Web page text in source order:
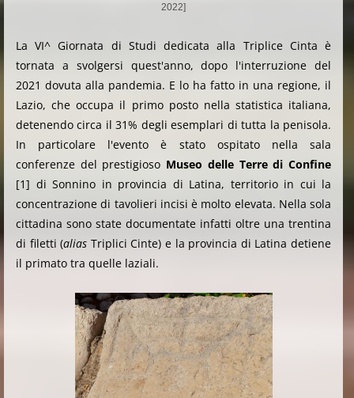
2022]
La VI^ Giornata di Studi dedicata alla Triplice Cinta è
tornata a svolgersi quest'anno, dopo l'interruzione del
2021 dovuta alla pandemia. E lo ha fatto in una regione, il
Lazio, che occupa il primo posto nella statistica italiana,
detenendo circa il 31% degli esemplari di tutta la penisola.
In particolare l'evento è stato ospitato nella sala
conferenze del prestigioso Museo delle Terre di Confine
[1] di Sonnino in provincia di Latina, territorio in cui la
concentrazione di tavolieri incisi è molto elevata. Nella sola
cittadina sono state documentate infatti oltre una trentina
di filetti (alias Triplici Cinte) e la provincia di Latina detiene
il primato tra quelle laziali.